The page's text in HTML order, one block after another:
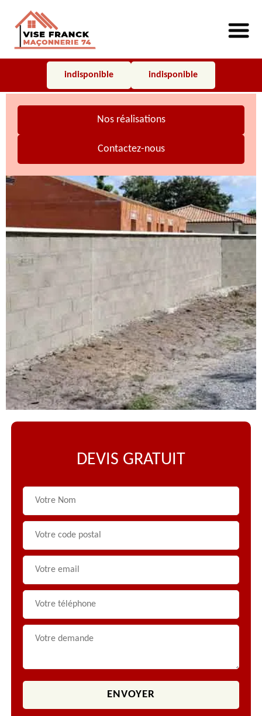
indisponible indisponible
Nos réalisations
Contactez-nous
DEVIS GRATUIT